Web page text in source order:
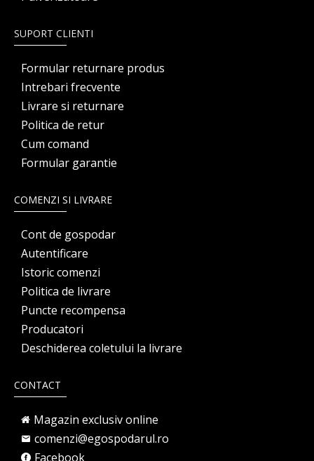
SUPORT CLIENTI
Formular returnare produs
Intrebari frecvente
Livrare si returnare
Politica de retur
Cum comand
Formular garantie
COMENZI SI LIVRARE
Cont de gospodar
Autentificare
Istoric comenzi
Politica de livrare
Puncte recompensa
Producatori
Deschiderea coletului la livrare
CONTACT
Magazin exclusiv online
comenzi@egospodarul.ro
Facebook